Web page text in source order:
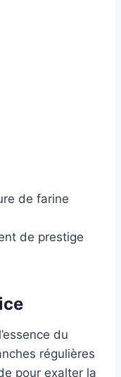
de farine
de prestige
du
régulières
pour exalter la